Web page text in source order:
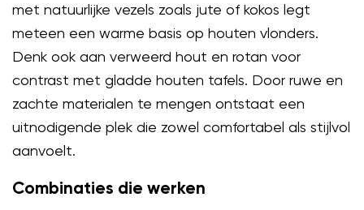
met natuurlijke vezels zoals jute of kokos legt
meteen een warme basis op houten vlonders.
Denk ook aan verweerd hout en rotan voor
contrast met gladde houten tafels. Door ruwe en
zachte materialen te mengen ontstaat een
uitnodigende plek die zowel comfortabel als stijlvol
aanvoelt.
Combinaties die werken